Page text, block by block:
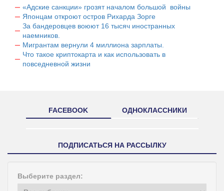
«Адские санкции» грозят началом большой войны
Японцам откроют остров Рихарда Зорге
За бандеровцев воюют 16 тысяч иностранных
наемников.
Мигрантам вернули 4 миллиона зарплаты.
Что такое криптокарта и как использовать в
повседневной жизни
FACEBOOK ОДНОКЛАССНИКИ
ПОДПИСАТЬСЯ НА РАССЫЛКУ
Выберите раздел: